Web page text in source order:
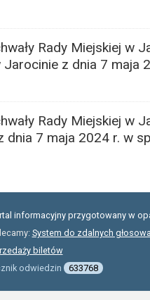
Rady Miejskiej w
z dnia 7 maja
Rady Miejskiej w
dnia 7 maja 2024 r. w
informacyjny przygotowany w
System do zdalnych
biletów
odwiedzin
633768